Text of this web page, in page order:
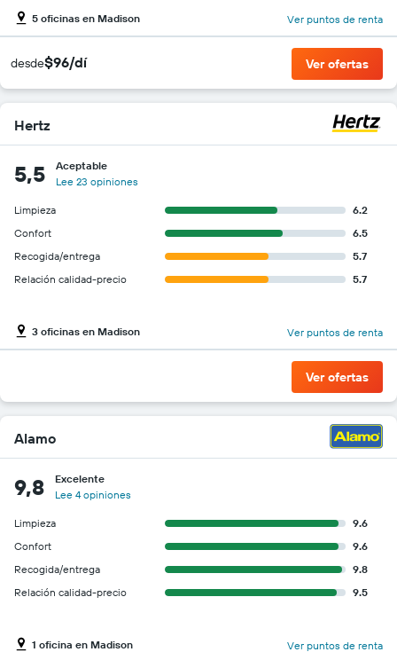
5 oficinas en Madison Ver puntos de renta
desde$96/dí Ver ofertas
Hertz
5,5
Aceptable
Lee 23 opiniones
Limpieza
6.2
Confort
6.5
Recogida/entrega
5.7
Relación calidad-precio
5.7
3 oficinas en Madison Ver puntos de renta
Ver ofertas
Alamo
9,8
Excelente
Lee 4 opiniones
Limpieza
9.6
Confort
9.6
Recogida/entrega
9.8
Relación calidad-precio
9.5
1 oficina en Madison Ver puntos de renta